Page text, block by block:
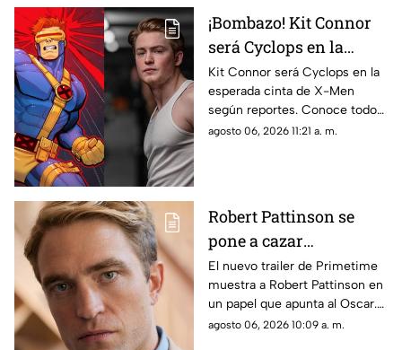
¡Bombazo! Kit Connor
será Cyclops en la
película de X-Men
Kit Connor será Cyclops en la
esperada cinta de X-Men
según reportes. Conoce todos
los detalles sobre el fichaje del
agosto 06, 2026 11:21 a. m.
Robert Pattinson se
pone a cazar
pederastas en el nuevo
thriller basado en
hechos reales
‘Primetime'
El nuevo trailer de Primetime
muestra a Robert Pattinson en
un papel que apunta al Oscar.
Descubre todos los detalles de
agosto 06, 2026 10:09 a. m.